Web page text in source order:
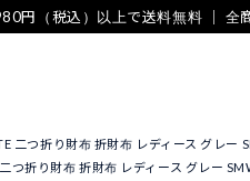
円（税込）以上で送料無料 ｜ 全
二つ折り財布 折財布 レディース グレー
つ折り財布 折財布 レディース グレー